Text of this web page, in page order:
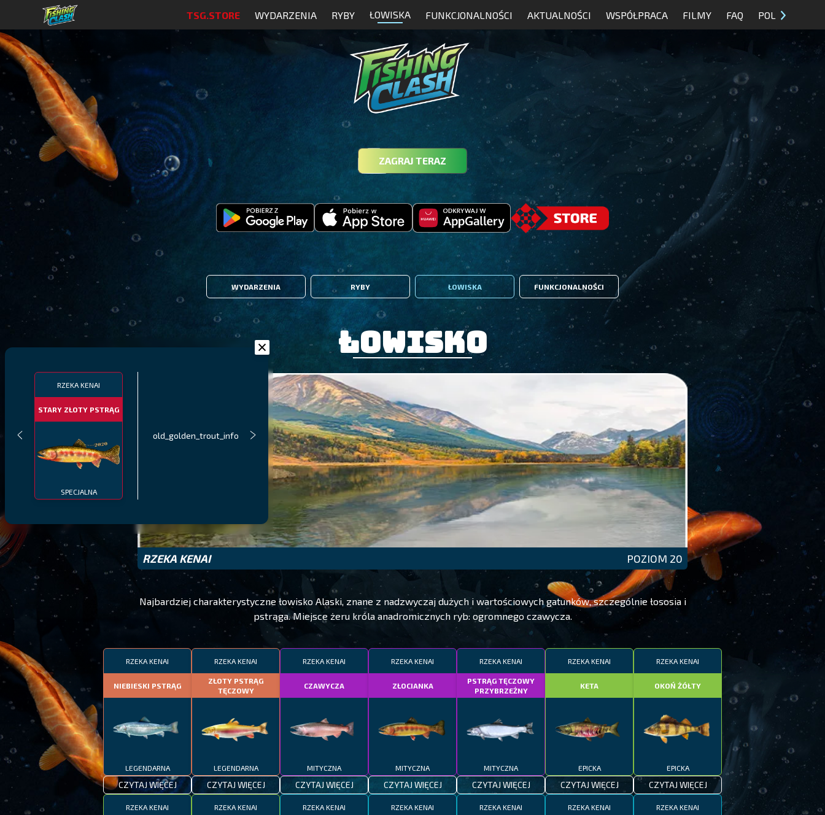
TSG.STORE WYDARZENIA RYBY ŁOWISKA FUNKCJONALNOŚCI AKTUALNOŚCI WSPÓŁPRACA FILMY FAQ POL
ZAGRAJ TERAZ
WYDARZENIA RYBY ŁOWISKA FUNKCJONALNOŚCI
RZEKA KENAI
STARY ZŁOTY PSTRĄG
SPECJALNA
old_golden_trout_info
Łowisko
RZEKA KENAI POZIOM 20
Najbardziej charakterystyczne łowisko Alaski, znane z nadzwyczaj dużych i wartościowych gatunków, szczególnie łososia i
pstrąga. Miejsce żeru króla anadromicznych ryb: ogromnego czawycza.
RZEKA KENAI
NIEBIESKI PSTRĄG
LEGENDARNA
CZYTAJ WIĘCEJ
RZEKA KENAI
ZŁOTY PSTRĄG
TĘCZOWY
LEGENDARNA
CZYTAJ WIĘCEJ
RZEKA KENAI
CZAWYCZA
MITYCZNA
CZYTAJ WIĘCEJ
RZEKA KENAI
ZŁOCIANKA
MITYCZNA
CZYTAJ WIĘCEJ
RZEKA KENAI
PSTRĄG TĘCZOWY
PRZYBRZEŻNY
MITYCZNA
CZYTAJ WIĘCEJ
RZEKA KENAI
KETA
EPICKA
CZYTAJ WIĘCEJ
RZEKA KENAI
OKOŃ ŻÓŁTY
EPICKA
CZYTAJ WIĘCEJ
RZEKA KENAI RZEKA KENAI RZEKA KENAI RZEKA KENAI RZEKA KENAI RZEKA KENAI RZEKA KENAI